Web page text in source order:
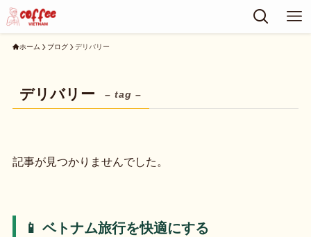
ホーム ブログ デリバリー
デリバリー – tag –
記事が見つかりませんでした。
📱 ベトナム旅行を快適にする